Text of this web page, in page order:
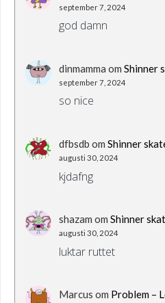
september 7, 2024
god damn
dinmamma om Shinner
september 7, 2024
so nice
dfbsdb om Shinner
augusti 30, 2024
kjdafng
shazam om Shinner
augusti 30, 2024
luktar ruttet
Marcus om Problem –